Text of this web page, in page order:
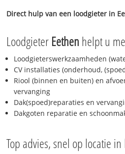
Direct hulp van een loodgieter in
Loodgieter Eethen helpt u
Loodgieterswerkzaamheden
CV installaties (onderhoud,
Riool (binnen en buiten) en
vervanging
Dak(spoed)reparaties en
Dakgoten reparatie en
Top advies, snel op locatie in